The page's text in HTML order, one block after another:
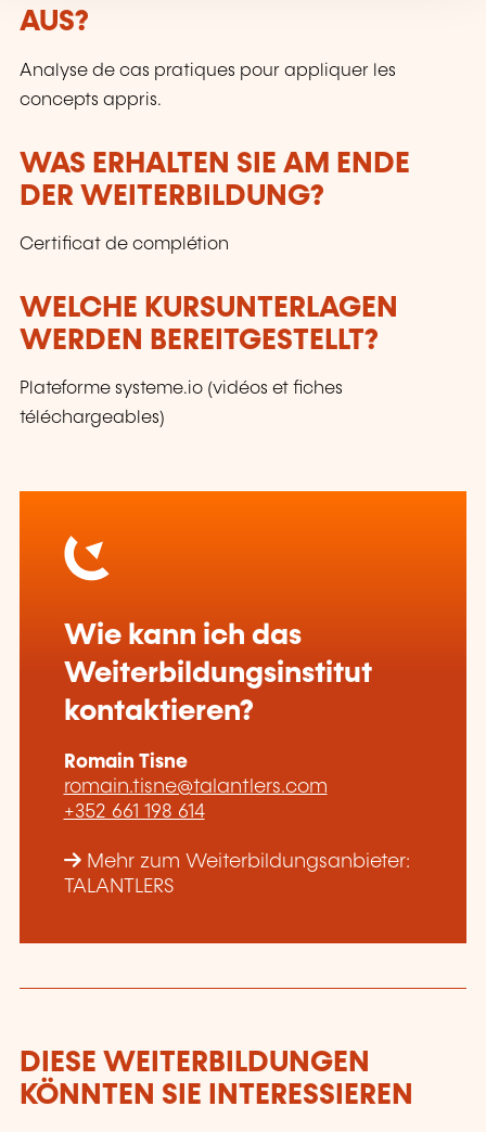
AUS?
Analyse de cas pratiques pour appliquer les
concepts appris.
WAS ERHALTEN SIE AM ENDE
DER WEITERBILDUNG?
Certificat de complétion
WELCHE KURSUNTERLAGEN
WERDEN BEREITGESTELLT?
Plateforme systeme.io (vidéos et fiches
téléchargeables)
Wie kann ich das
Weiterbildungsinstitut
kontaktieren?
Romain Tisne
romain.tisne@talantlers.com
+352 661 198 614
Mehr zum Weiterbildungsanbieter:
TALANTLERS
DIESE WEITERBILDUNGEN
KÖNNTEN SIE INTERESSIEREN